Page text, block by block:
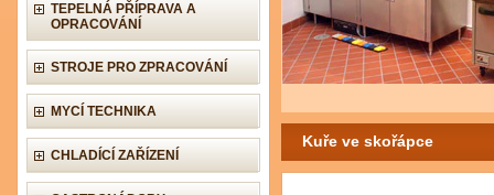
TEPELNÁ PŘÍPRAVA A
OPRACOVÁNÍ
STROJE PRO ZPRACOVÁNÍ
MYCÍ TECHNIKA
CHLADÍCÍ ZAŘÍZENÍ
Kuře ve skořápce